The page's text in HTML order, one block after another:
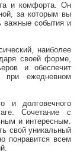
и комфорта. Он
за которым вы
важные события и
наиболее
своей форме,
и обеспечит
при ежедневном
и долговечного
Сочетание с
и интересным.
свой уникальный
понравится всем